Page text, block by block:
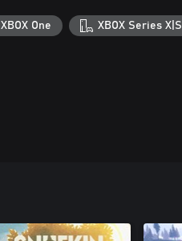
XBOX One XBOX Series X|S